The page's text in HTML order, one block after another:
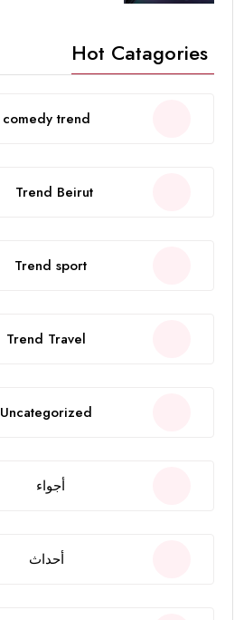
Hot Catagories
comedy trend
Trend Beirut
Trend sport
Trend Travel
Uncategorized
أجواء
أحداث